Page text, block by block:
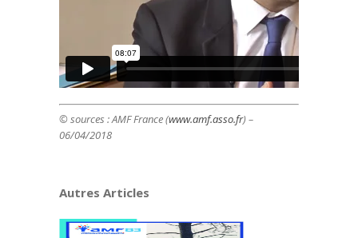
© sources :AMF France (www.amf.asso.fr) –
06/04/2018
Autres Articles